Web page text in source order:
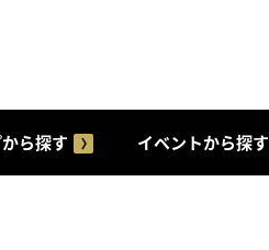
ら探す イベントから探す